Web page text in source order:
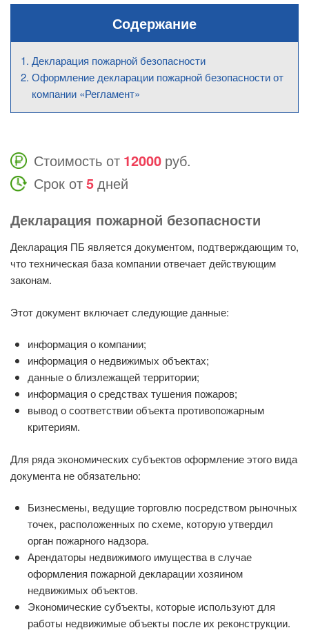
Содержание
Декларация пожарной безопасности
Оформление декларации пожарной безопасности от
компании «Регламент»
Стоимость от 12000 руб.
Срок от5дней
Декларация пожарной безопасности
Декларация ПБ является документом, подтверждающим то,
что техническая база компании отвечает действующим
законам.
Этот документ включает следующие данные:
информация о компании;
информация о недвижимых объектах;
данные о близлежащей территории;
информация о средствах тушения пожаров;
вывод о соответствии объекта противопожарным
критериям.
Для ряда экономических субъектов оформление этого вида
документа не обязательно:
Бизнесмены, ведущие торговлю посредством рыночных
точек, расположенных по схеме, которую утвердил
орган пожарного надзора.
Арендаторы недвижимого имущества в случае
оформления пожарной декларации хозяином
недвижимых объектов.
Экономические субъекты, которые используют для
работы недвижимые объекты после их реконструкции.